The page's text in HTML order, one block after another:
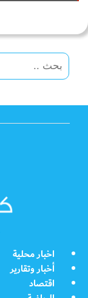
اخبار محلية
أخبار وتقارير
اقتصاد